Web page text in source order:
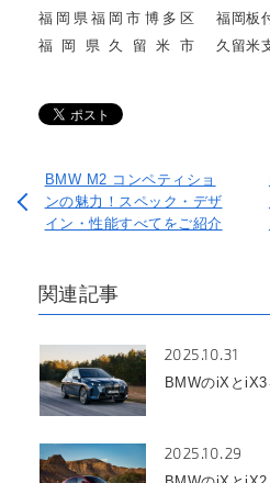
福岡県福岡市博多区
福岡板
福岡県久留米市
久留米
BMW M2 コンペティショ
ンの魅力！スペック・デザ
イン・性能すべてをご紹介
関連記事
2025.10.31
BMWのiXと
2025.10.29